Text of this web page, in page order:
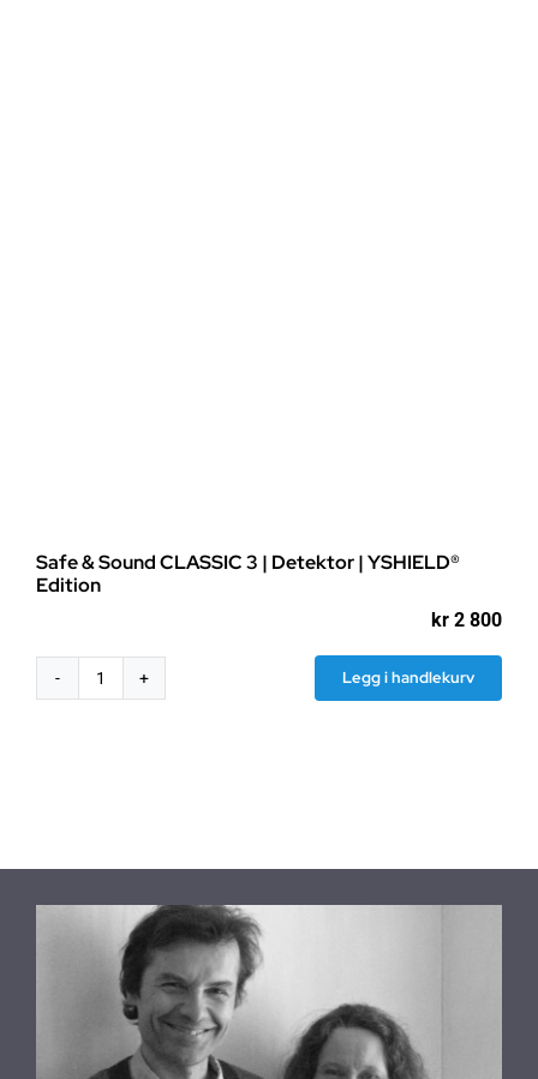
Safe & Sound CLASSIC 3 | Detektor | YSHIELD®
Edition
kr 2 800
Safe
YSHIELD®
Edition
antall
Legg i handlekurv